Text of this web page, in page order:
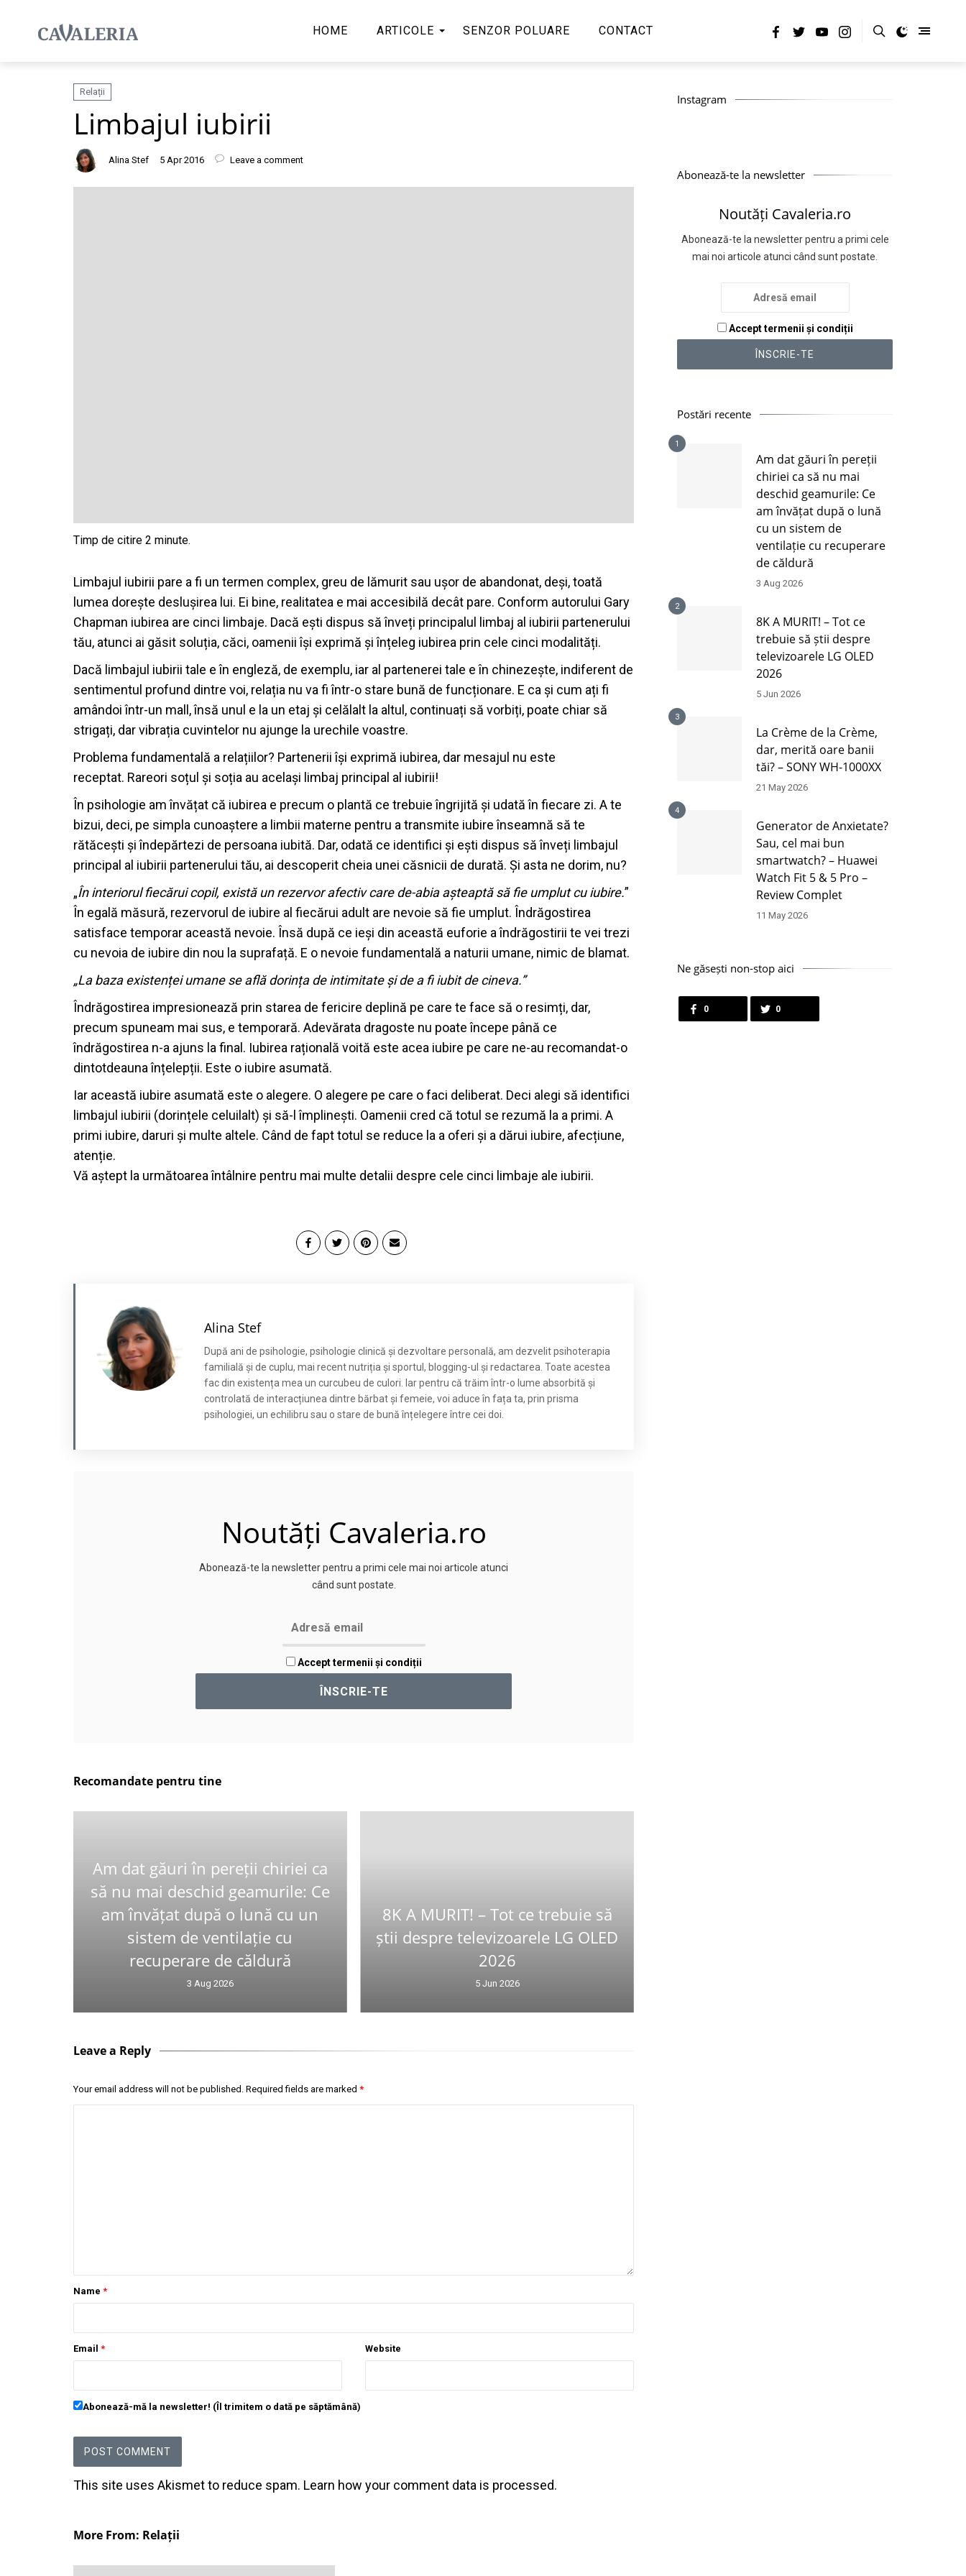
HOME ARTICOLE SENZOR POLUARE CONTACT
Relații
Limbajul iubirii
Alina Stef 5 Apr 2016 Leave a comment
Limbajul iubirii pare a fi un termen complex, greu de lămurit sau ușor de abandonat, deși, toată
lumea dorește deslușirea lui. Ei bine, realitatea e mai accesibilă decât pare. Conform autorului Gary
Chapman iubirea are cinci limbaje. Dacă ești dispus să înveți principalul limbaj al iubirii partenerului
tău, atunci ai găsit soluția, căci, oamenii își exprimă și înțeleg iubirea prin cele cinci modalități.
Dacă limbajul iubirii tale e în engleză, de exemplu, iar al partenerei tale e în chinezește, indiferent de
sentimentul profund dintre voi, relația nu va fi într-o stare bună de funcționare. E ca și cum ați fi
amândoi într-un mall, însă unul e la un etaj și celălalt la altul, continuați să vorbiți, poate chiar să
strigați, dar vibrația cuvintelor nu ajunge la urechile voastre.
Problema fundamentală a relațiilor? Partenerii își exprimă iubirea, dar mesajul nu este
receptat. Rareori soțul și soția au același limbaj principal al iubirii!
În psihologie am învățat că iubirea e precum o plantă ce trebuie îngrijită și udată în fiecare zi. A te
bizui, deci, pe simpla cunoaștere a limbii materne pentru a transmite iubire înseamnă să te
rătăcești și îndepărtezi de persoana iubită. Dar, odată ce identifici și ești dispus să înveți limbajul
principal al iubirii partenerului tău, ai descoperit cheia unei căsnicii de durată. Și asta ne dorim, nu?
„În interiorul fiecărui copil, există un rezervor afectiv care de-abia așteaptă să fie umplut cu iubire.”
În egală măsură, rezervorul de iubire al fiecărui adult are nevoie să fie umplut. Îndrăgostirea
satisface temporar această nevoie. Însă după ce ieși din această euforie a îndrăgostirii te vei trezi
cu nevoia de iubire din nou la suprafață. E o nevoie fundamentală a naturii umane, nimic de blamat.
„La baza existenței umane se află dorința de intimitate și de a fi iubit de cineva.”
Îndrăgostirea impresionează prin starea de fericire deplină pe care te face să o resimți, dar,
precum spuneam mai sus, e temporară. Adevărata dragoste nu poate începe până ce
îndrăgostirea n-a ajuns la final. Iubirea rațională voită este acea iubire pe care ne-au recomandat-o
dintotdeauna înțelepții. Este o iubire asumată.
Iar această iubire asumată este o alegere. O alegere pe care o faci deliberat. Deci alegi să identifici
limbajul iubirii (dorințele celuilalt) și să-l împlinești. Oamenii cred că totul se rezumă la a primi. A
primi iubire, daruri și multe altele. Când de fapt totul se reduce la a oferi și a dărui iubire, afecțiune,
atenție.
Vă aștept la următoarea întâlnire pentru mai multe detalii despre cele cinci limbaje ale iubirii.
Alina Stef
După ani de psihologie, psihologie clinică și dezvoltare personală, am dezvelit psihoterapia
familială și de cuplu, mai recent nutriția și sportul, blogging-ul și redactarea. Toate acestea
fac din existența mea un curcubeu de culori. Iar pentru că trăim într-o lume absorbită și
controlată de interacțiunea dintre bărbat și femeie, voi aduce în fața ta, prin prisma
psihologiei, un echilibru sau o stare de bună înțelegere între cei doi.
Noutăți Cavaleria.ro
Abonează-te la newsletter pentru a primi cele mai noi articole atunci
când sunt postate.
Accept termenii și condiții
Recomandate pentru tine
Am dat găuri în pereții chiriei ca
să nu mai deschid geamurile: Ce
am învățat după o lună cu un
sistem de ventilație cu
recuperare de căldură
3 Aug 2026
8K A MURIT! – Tot ce trebuie să
știi despre televizoarele LG OLED
2026
5 Jun 2026
Leave a Reply
Your email address will not be published. Required fields are marked *
Name *
Email * Website
Abonează-mă la newsletter! (Îl trimitem o dată pe săptămână)
This site uses Akismet to reduce spam. Learn how your comment data is processed.
More From: Relații
Instagram
Abonează-te la newsletter
Noutăți Cavaleria.ro
Abonează-te la newsletter pentru a primi cele
mai noi articole atunci când sunt postate.
Accept termenii și condiții
Postări recente
1
Am dat găuri în pereții
chiriei ca să nu mai
deschid geamurile: Ce
am învățat după o lună
cu un sistem de
ventilație cu recuperare
de căldură
3 Aug 2026
2
8K A MURIT! – Tot ce
trebuie să știi despre
televizoarele LG OLED
2026
5 Jun 2026
3
La Crème de la Crème,
dar, merită oare banii
tăi? – SONY WH-1000XX
21 May 2026
4
Generator de Anxietate?
Sau, cel mai bun
smartwatch? – Huawei
Watch Fit 5 & 5 Pro –
Review Complet
11 May 2026
Ne găsești non-stop aici
0 0